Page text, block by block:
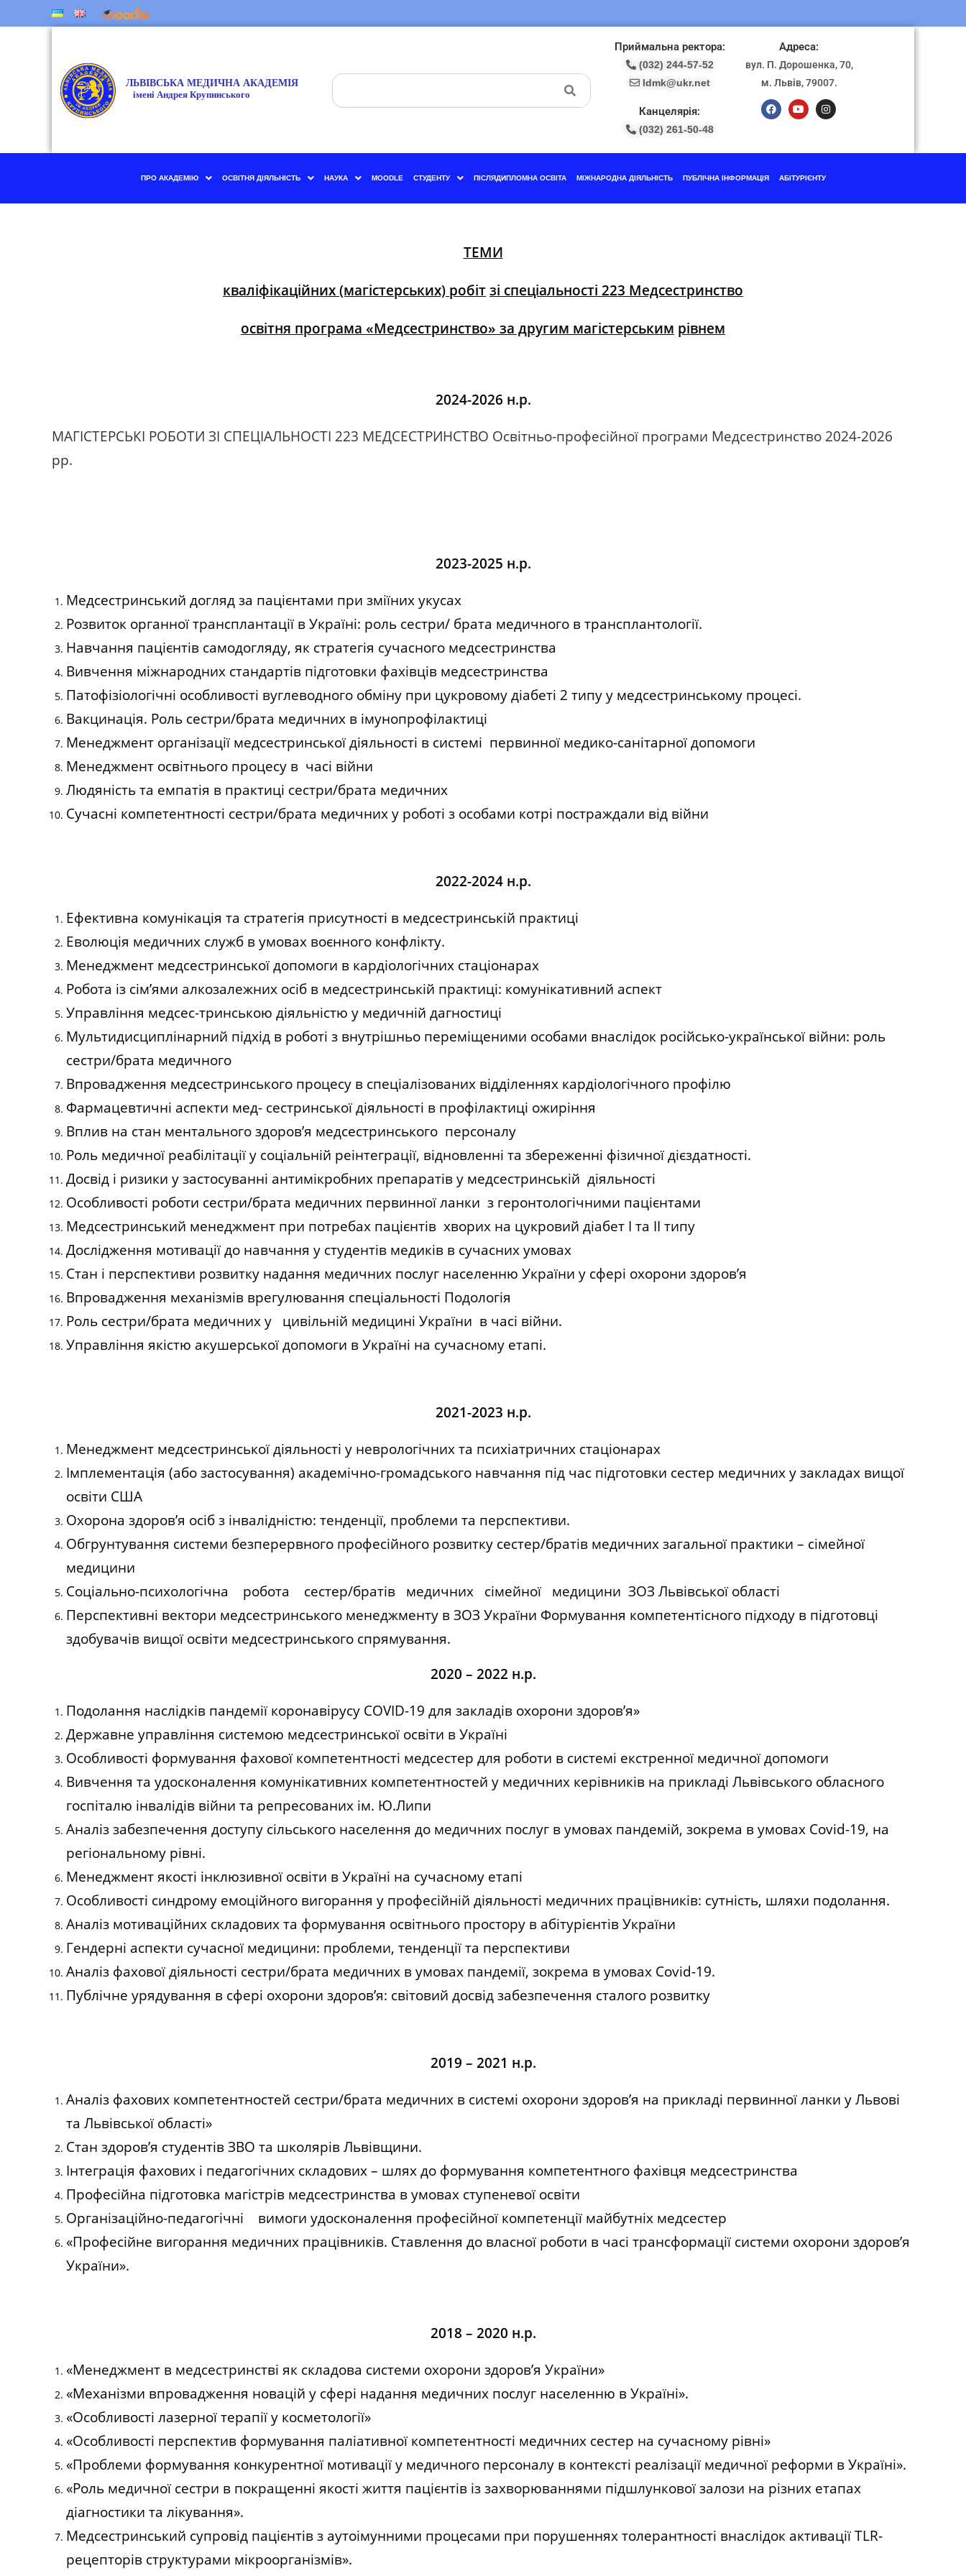
Приймальна ректора:
(032) 244-57-52
ldmk@ukr.net
Канцелярія:
(032) 261-50-48
Адреса:
вул. П. Дорошенка, 70,
м. Львів, 79007.
ПРО АКАДЕМІЮ ОСВІТНЯ ДІЯЛЬНІСТЬ НАУКА MOODLE СТУДЕНТУ ПІСЛЯДИПЛОМНА ОСВІТА МІЖНАРОДНА ДІЯЛЬНІСТЬ ПУБЛІЧНА ІНФОРМАЦІЯ АБІТУРІЄНТУ
ТЕМИ
кваліфікаційних (магістерських) робіт зі спеціальності 223 Медсестринство
освітня програма «Медсестринство» за другим магістерським рівнем
2024-2026 н.р.
МАГІСТЕРСЬКІ РОБОТИ ЗІ СПЕЦІАЛЬНОСТІ 223 МЕДСЕСТРИНСТВО Освітньо-професійної програми Медсестринство 2024-2026
рр.
2023-2025 н.р.
Медсестринський догляд за пацієнтами при зміїних укусах
Розвиток органної трансплантації в Україні: роль сестри/ брата медичного в трансплантології.
Навчання пацієнтів самодогляду, як стратегія сучасного медсестринства
Вивчення міжнародних стандартів підготовки фахівців медсестринства
Патофізіологічні особливості вуглеводного обміну при цукровому діабеті 2 типу у медсестринському процесі.
Вакцинація. Роль сестри/брата медичних в імунопрофілактиці
Менеджмент організації медсестринської діяльності в системі первинної медико-санітарної допомоги
Менеджмент освітнього процесу в часі війни
Людяність та емпатія в практиці сестри/брата медичних
Сучасні компетентності сестри/брата медичних у роботі з особами котрі постраждали від війни
2022-2024 н.р.
Ефективна комунікація та стратегія присутності в медсестринській практиці
Еволюція медичних служб в умовах воєнного конфлікту.
Менеджмент медсестринської допомоги в кардіологічних стаціонарах
Робота із сім’ями алкозалежних осіб в медсестринській практиці: комунікативний аспект
Управління медсес-тринською діяльністю у медичній дагностиці
Мультидисциплінарний підхід в роботі з внутрішньо переміщеними особами внаслідок російсько-української війни: роль
сестри/брата медичного
Впровадження медсестринського процесу в спеціалізованих відділеннях кардіологічного профілю
Фармацевтичні аспекти мед- сестринської діяльності в профілактиці ожиріння
Вплив на стан ментального здоров’я медсестринського персоналу
Роль медичної реабілітації у соціальній реінтеграції, відновленні та збереженні фізичної дієздатності.
Досвід і ризики у застосуванні антимікробних препаратів у медсестринській діяльності
Особливості роботи сестри/брата медичних первинної ланки з геронтологічними пацієнтами
Медсестринський менеджмент при потребах пацієнтів хворих на цукровий діабет І та ІІ типу
Дослідження мотивації до навчання у студентів медиків в сучасних умовах
Стан і перспективи розвитку надання медичних послуг населенню України у сфері охорони здоров’я
Впровадження механізмів врегулювання спеціальності Подологія
Роль сестри/брата медичних у цивільній медицині України в часі війни.
Управління якістю акушерської допомоги в Україні на сучасному етапі.
2021-2023 н.р.
Менеджмент медсестринської діяльності у неврологічних та психіатричних стаціонарах
Імплементація (або застосування) академічно-громадського навчання під час підготовки сестер медичних у закладах вищої
освіти США
Охорона здоров’я осіб з інвалідністю: тенденції, проблеми та перспективи.
Обгрунтування системи безперервного професійного розвитку сестер/братів медичних загальної практики – сімейної
медицини
Соціально-психологічна робота сестер/братів медичних сімейної медицини ЗОЗ Львівської області
Перспективні вектори медсестринського менеджменту в ЗОЗ України Формування компетентісного підходу в підготовці
здобувачів вищої освіти медсестринського спрямування.
2020 – 2022 н.р.
Подолання наслідків пандемії коронавірусу COVID-19 для закладів охорони здоров’я»
Державне управління системою медсестринської освіти в Україні
Особливості формування фахової компетентності медсестер для роботи в системі екстренної медичної допомоги
Вивчення та удосконалення комунікативних компетентностей у медичних керівників на прикладі Львівського обласного
госпіталю інвалідів війни та репресованих ім. Ю.Липи
Аналіз забезпечення доступу сільського населення до медичних послуг в умовах пандемій, зокрема в умовах Covid-19, на
регіональному рівні.
Менеджмент якості інклюзивної освіти в Україні на сучасному етапі
Особливості синдрому емоційного вигорання у професійній діяльності медичних працівників: сутність, шляхи подолання.
Аналіз мотиваційних складових та формування освітнього простору в абітурієнтів України
Гендерні аспекти сучасної медицини: проблеми, тенденції та перспективи
Аналіз фахової діяльності сестри/брата медичних в умовах пандемії, зокрема в умовах Covid-19.
Публічне урядування в сфері охорони здоров’я: світовий досвід забезпечення сталого розвитку
2019 – 2021 н.р.
Аналіз фахових компетентностей сестри/брата медичних в системі охорони здоров’я на прикладі первинної ланки у Львові
та Львівської області»
Стан здоров’я студентів ЗВО та школярів Львівщини.
Інтеграція фахових і педагогічних складових – шлях до формування компетентного фахівця медсестринства
Професійна підготовка магістрів медсестринства в умовах ступеневої освіти
Організаційно-педагогічні вимоги удосконалення професійної компетенції майбутніх медсестер
«Професійне вигорання медичних працівників. Ставлення до власної роботи в часі трансформації системи охорони здоров’я
України».
2018 – 2020 н.р.
«Менеджмент в медсестринстві як складова системи охорони здоров’я України»
«Механізми впровадження новацій у сфері надання медичних послуг населенню в Україні».
«Особливості лазерної терапії у косметології»
«Особливості перспектив формування паліативної компетентності медичних сестер на сучасному рівні»
«Проблеми формування конкурентної мотивації у медичного персоналу в контексті реалізації медичної реформи в Україні».
«Роль медичної сестри в покращенні якості життя пацієнтів із захворюваннями підшлункової залози на різних етапах
діагностики та лікування».
Медсестринський супровід пацієнтів з аутоімунними процесами при порушеннях толерантності внаслідок активації TLR-
рецепторів структурами мікроорганізмів».